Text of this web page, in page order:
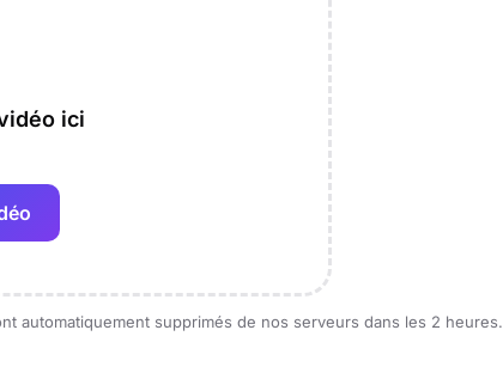
ici
automatiquement supprimés de nos serveurs dans les 2 heures.